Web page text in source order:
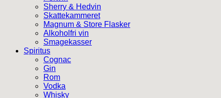
Sherry & Hedvin
Skattekammeret
Magnum & Store Flasker
Alkoholfri vin
Smagekasser
Spiritus
Cognac
Gin
Rom
Vodka
Whisky